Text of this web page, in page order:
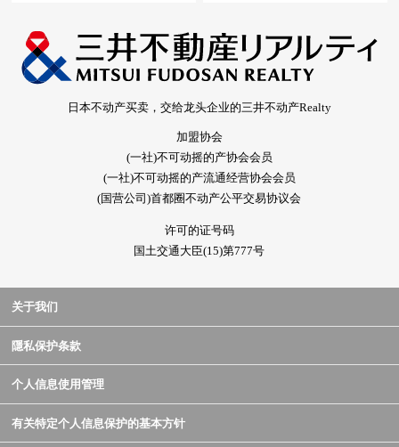
日本不动产买卖，交给龙头企业的三井不动产Realty
加盟协会
(一社)不可动摇的产协会会员
(一社)不可动摇的产流通经营协会会员
(国营公司)首都圈不动产公平交易协议会
许可的证号码
国土交通大臣(15)第777号
关于我们
隱私保护条款
个人信息使用管理
有关特定个人信息保护的基本方针